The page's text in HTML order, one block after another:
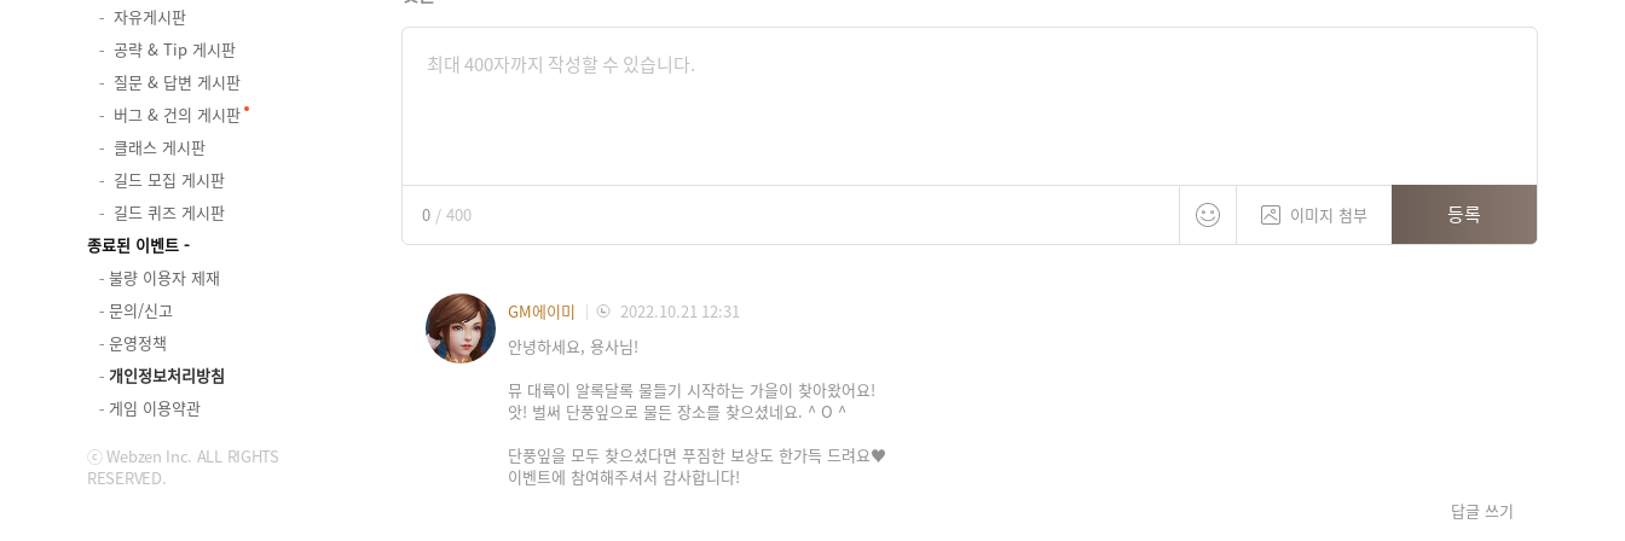
자유게시판
공략 & Tip 게시판
질문 & 답변 게시판
버그 & 건의 게시판
클래스 게시판
길드 모집 게시판
길드 퀴즈 게시판
종료된 이벤트
불량 이용자 제재
문의/신고
운영정책
개인정보처리방침
게임 이용약관
ⓒ Webzen Inc. ALL RIGHTS
RESERVED.
0 / 400 이미지 첨부 등록
GM에이미
2022.10.21 12:31
안녕하세요, 용사님!
뮤 대륙이 알록달록 물들기 시작하는 가을이 찾아왔어요!
앗! 벌써 단풍잎으로 물든 장소를 찾으셨네요. ^ O ^
단풍잎을 모두 찾으셨다면 푸짐한 보상도 한가득 드려요♥
이벤트에 참여해주셔서 감사합니다!
답글 쓰기